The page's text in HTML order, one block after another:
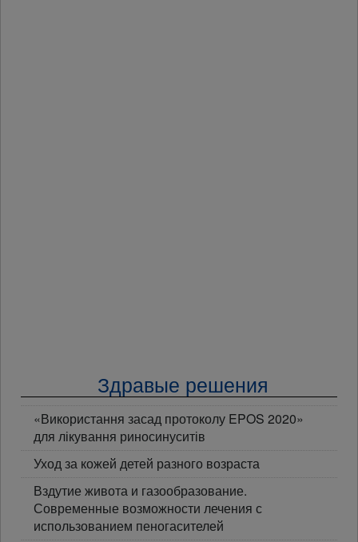
Здравые решения
«Використання засад протоколу EPOS 2020»
для лікування риносинуситів
Уход за кожей детей разного возраста
Вздутие живота и газообразование.
Современные возможности лечения с
использованием пеногасителей